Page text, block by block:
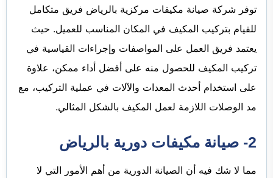
توفر شركة صيانة مكيفات مركزية بالرياض فريق متكامل
للقيام بتركيب المكيف في المكان المناسب للعميل. حيث
يعتمد فريق العمل على المواصفات وإجراءات القياسية في
تركيب المكيف للحصول منه على أفضل أداء ممكن، علاوة
على استخدام أحدث المعدات والآلات في عملية التركيب، مع
مد الوصلات اللازمة لعمل المكيف بالشكل المثالي.
2- صيانة مكيفات دورية بالرياض
مما لا شك فيه أن الصيانة الدورية من أهم الأمور التي لا